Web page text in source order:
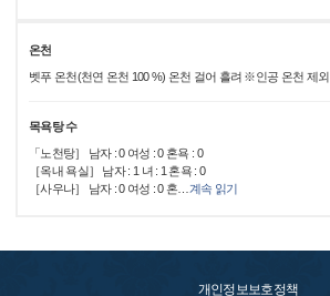
온천
벳푸 온천(천연 온천 100 %) 온천 걸어 흘려 ※인공 온천 제외
목욕탕 수
「노천탕］ 남자 : 0 여성 : 0 혼욕 : 0
［옥내 욕실］ 남자 : 1 녀 : 1 혼욕 : 0
［사우나］ 남자 : 0 여성 : 0 혼
계속 읽기
개인정보보호정책